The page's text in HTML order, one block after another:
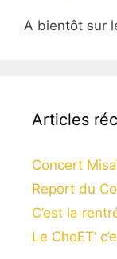
A bientôt sur
Articles
Concert
Report du
C’est la
Le ChoET’